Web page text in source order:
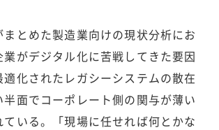
とめた製造業向けの現状分析にお
業がデジタル化に苦戦してきた要因
適化されたレガシーシステムの散在
半面でコーポレート側の関与が薄い
いる。「現場に任せれば何とかな